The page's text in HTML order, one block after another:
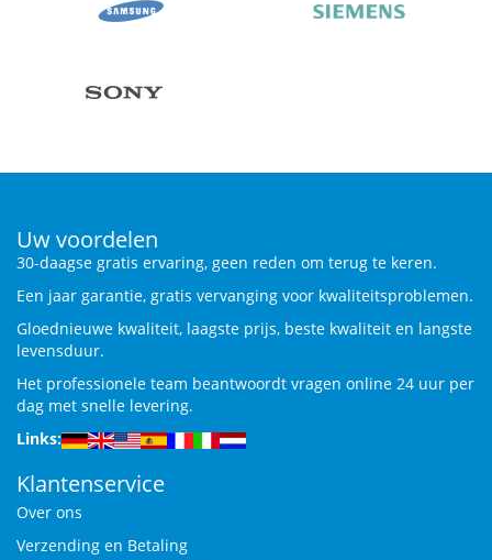
Uw voordelen
30-daagse gratis ervaring, geen reden om terug te keren.
Een jaar garantie, gratis vervanging voor kwaliteitsproblemen.
Gloednieuwe kwaliteit, laagste prijs, beste kwaliteit en langste
levensduur.
Het professionele team beantwoordt vragen online 24 uur per
dag met snelle levering.
Links:
Klantenservice
Over ons
Verzending en Betaling